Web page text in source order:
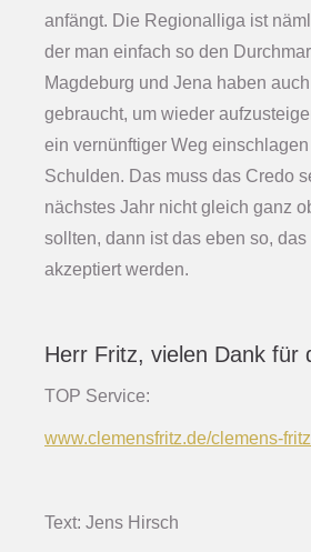
anfängt. Die Regionalliga ist
der man einfach so den
Magdeburg und Jena haben
gebraucht, um wieder
ein vernünftiger Weg
Schulden. Das muss das Credo
nächstes Jahr nicht gleich ganz
sollten, dann ist das eben so, das
akzeptiert werden.
Herr Fritz, vielen Dank für
TOP Service:
www.clemensfritz.de/clemens-
Text: Jens Hirsch